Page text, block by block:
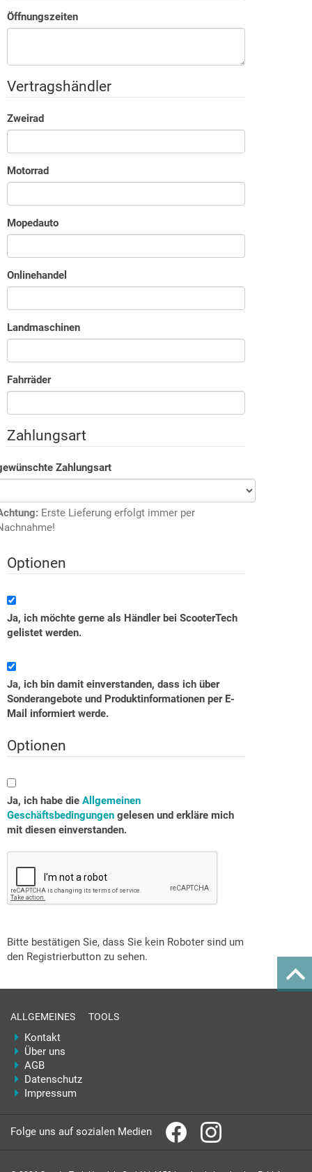
Öffnungszeiten
Vertragshändler
Zweirad
Motorrad
Mopedauto
Onlinehandel
Landmaschinen
Fahrräder
Zahlungsart
Zahlungsart
Erste Lieferung erfolgt immer per
Optionen
Ja, ich möchte gerne als Händler bei ScooterTech
gelistet werden.
Ja, ich bin damit einverstanden, dass ich über
Sonderangebote und Produktinformationen per E-
Mail informiert werde.
Optionen
Ja, ich habe die Allgemeinen
Geschäftsbedingungen
mit diesen einverstanden.
Bitte bestätigen Sie, dass Sie kein Roboter sind um
den Registrierbutton zu sehen.
ALLGEMEINES
Kontakt
Über uns
AGB
Datenschutz
Impressum
TOOLS
Folge uns auf sozialen Medien